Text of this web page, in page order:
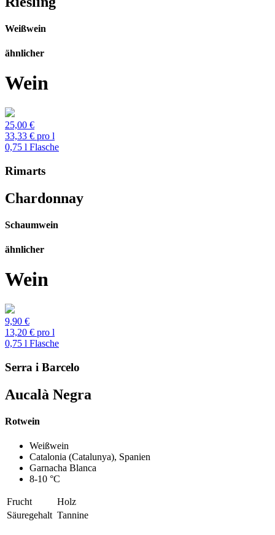
Weißwein
ähnlicher
Wein
25,00 €
33,33 € pro l
0,75 l Flasche
Rimarts
Chardonnay
Schaumwein
ähnlicher
Wein
9,90 €
13,20 € pro l
0,75 l Flasche
Serra i Barcelo
Aucalà Negra
Rotwein
Previous
Next
Weißwein
Catalonia (Catalunya), Spanien
Garnacha Blanca
8-10 °C
Frucht
Holz
Säuregehalt Tannine